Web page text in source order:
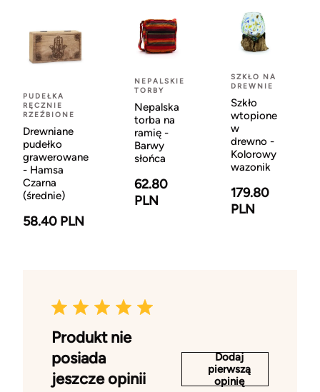
PUDEŁKA
RĘCZNIE
RZEŹBIONE
Drewniane
pudełko
grawerowane
- Hamsa
Czarna
(średnie)
58.40 PLN
NEPALSKIE
TORBY
Nepalska
torba na
ramię -
Barwy
słońca
62.80
PLN
SZKŁO NA
DREWNIE
Szkło
wtopione
w
drewno -
Kolorowy
wazonik
179.80
PLN
Produkt nie
posiada
jeszcze opinii
Dodaj
pierwszą
opinię